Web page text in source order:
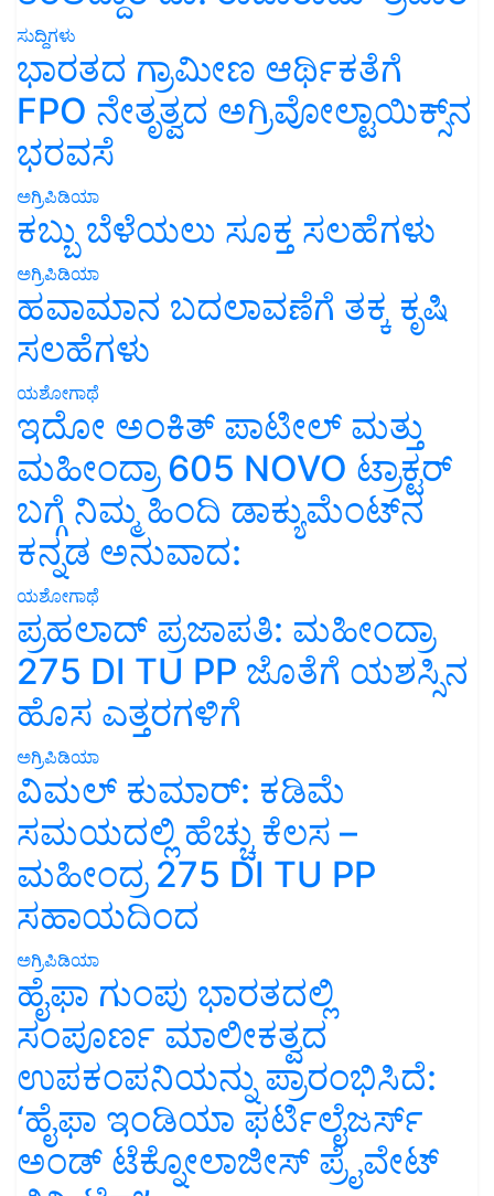
ಸುದ್ದಿಗಳು
ಭಾರತದ ಗ್ರಾಮೀಣ ಆರ್ಥಿಕತೆಗೆ
FPO ನೇತೃತ್ವದ ಅಗ್ರಿವೋಲ್ಟಾಯಿಕ್ಸ್‌ನ
ಭರವಸೆ
ಅಗ್ರಿಪಿಡಿಯಾ
ಕಬ್ಬು ಬೆಳೆಯಲು ಸೂಕ್ತ ಸಲಹೆಗಳು
ಅಗ್ರಿಪಿಡಿಯಾ
ಹವಾಮಾನ ಬದಲಾವಣೆಗೆ ತಕ್ಕ ಕೃಷಿ
ಸಲಹೆಗಳು
ಯಶೋಗಾಥೆ
ಇದೋ ಅಂಕಿತ್ ಪಾಟೀಲ್ ಮತ್ತು
ಮಹೀಂದ್ರಾ 605 NOVO ಟ್ರಾಕ್ಟರ್
ಬಗ್ಗೆ ನಿಮ್ಮ ಹಿಂದಿ ಡಾಕ್ಯುಮೆಂಟ್‌ನ
ಕನ್ನಡ ಅನುವಾದ:
ಯಶೋಗಾಥೆ
ಪ್ರಹಲಾದ್ ಪ್ರಜಾಪತಿ: ಮಹೀಂದ್ರಾ
275 DI TU PP ಜೊತೆಗೆ ಯಶಸ್ಸಿನ
ಹೊಸ ಎತ್ತರಗಳಿಗೆ
ಅಗ್ರಿಪಿಡಿಯಾ
ವಿಮಲ್ ಕುಮಾರ್: ಕಡಿಮೆ
ಸಮಯದಲ್ಲಿ ಹೆಚ್ಚು ಕೆಲಸ –
ಮಹೀಂದ್ರ 275 DI TU PP
ಸಹಾಯದಿಂದ
ಅಗ್ರಿಪಿಡಿಯಾ
ಹೈಫಾ ಗುಂಪು ಭಾರತದಲ್ಲಿ
ಸಂಪೂರ್ಣ ಮಾಲೀಕತ್ವದ
ಉಪಕಂಪನಿಯನ್ನು ಪ್ರಾರಂಭಿಸಿದೆ:
‘ಹೈಫಾ ಇಂಡಿಯಾ ಫರ್ಟಿಲೈಜರ್ಸ್
ಅಂಡ್ ಟೆಕ್ನೋಲಾಜೀಸ್ ಪ್ರೈವೇಟ್